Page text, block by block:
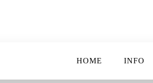
HOME INFO